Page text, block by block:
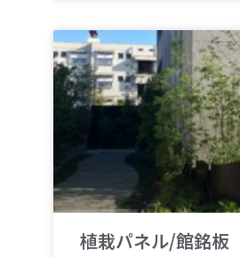
植栽パネル/館銘板